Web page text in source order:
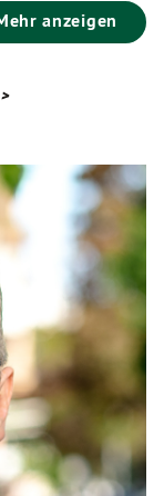
anzeigen